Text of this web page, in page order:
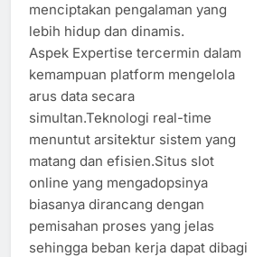
menciptakan pengalaman yang
lebih hidup dan dinamis.
Aspek Expertise tercermin dalam
kemampuan platform mengelola
arus data secara
simultan.Teknologi real-time
menuntut arsitektur sistem yang
matang dan efisien.Situs slot
online yang mengadopsinya
biasanya dirancang dengan
pemisahan proses yang jelas
sehingga beban kerja dapat dibagi